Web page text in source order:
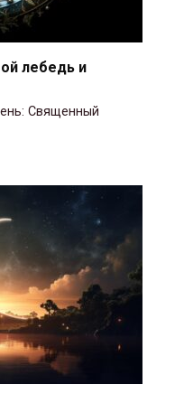
лебедь и
Священный